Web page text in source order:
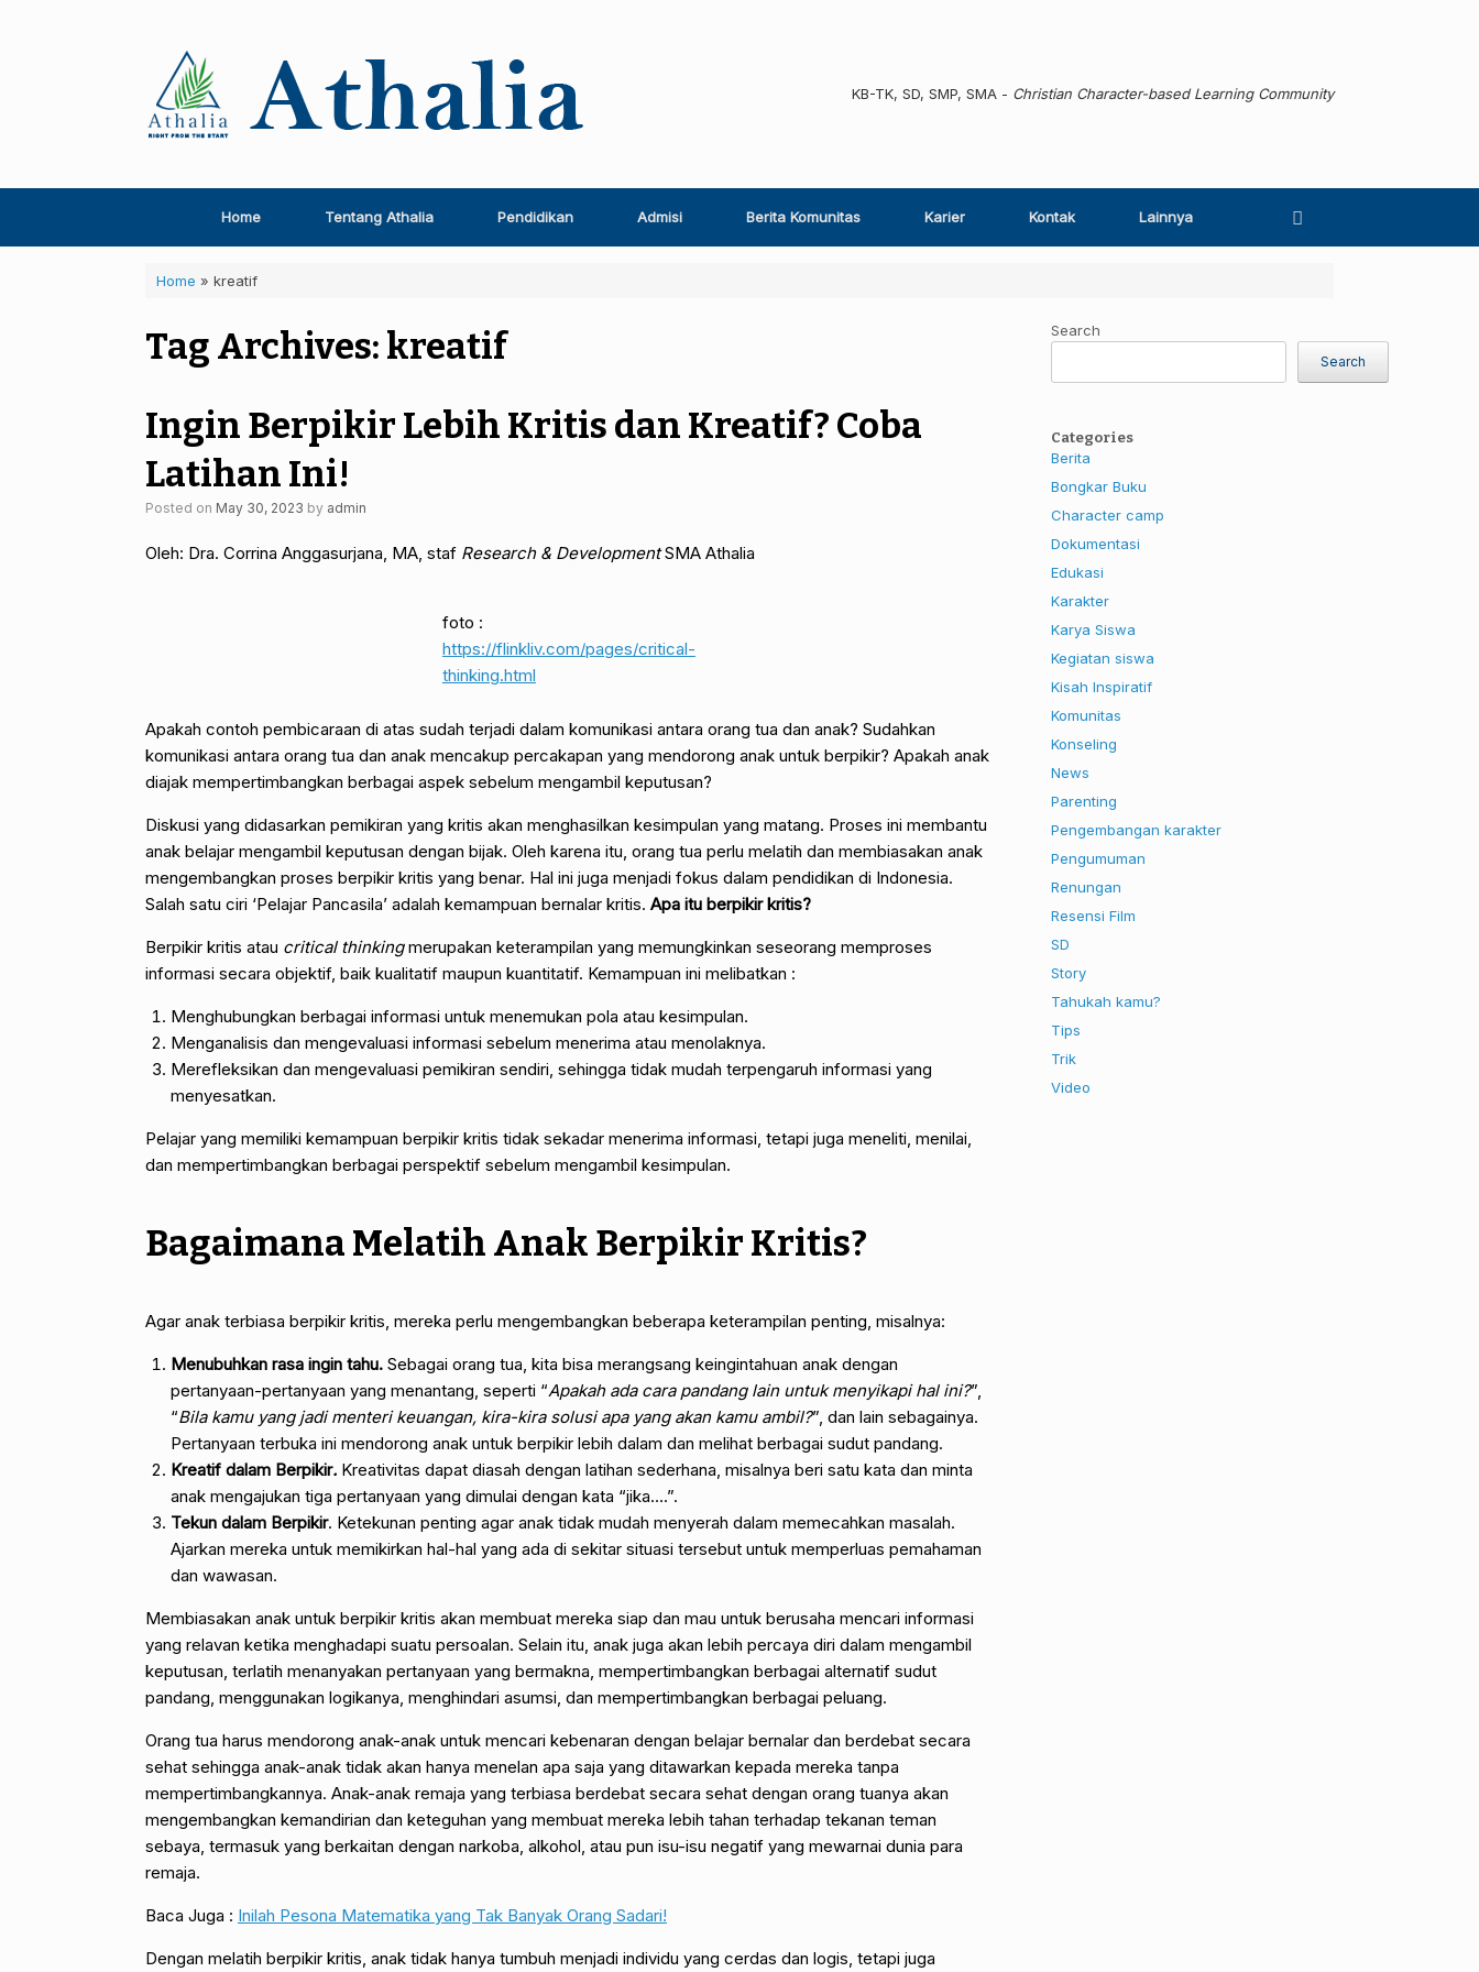
KB-TK, SD, SMP, SMA - Christian Character-based Learning Community
Home Tentang Athalia Pendidikan Admisi Berita Komunitas Karier Kontak Lainnya
Home » kreatif
Tag Archives: kreatif
Ingin Berpikir Lebih Kritis dan Kreatif? Coba
Latihan Ini!
Posted on May 30, 2023 by admin
Oleh: Dra. Corrina Anggasurjana, MA, staf Research & DevelopmentSMA Athalia
foto :
https://flinkliv.com/pages/critical-
thinking.html
Apakah contoh pembicaraan di atas sudah terjadi dalam komunikasi antara orang tua dan anak? Sudahkan
komunikasi antara orang tua dan anak mencakup percakapan yang mendorong anak untuk berpikir? Apakah anak
diajak mempertimbangkan berbagai aspek sebelum mengambil keputusan?
Diskusi yang didasarkan pemikiran yang kritis akan menghasilkan kesimpulan yang matang. Proses ini membantu
anak belajar mengambil keputusan dengan bijak. Oleh karena itu, orang tua perlu melatih dan membiasakan anak
mengembangkan proses berpikir kritis yang benar. Hal ini juga menjadi fokus dalam pendidikan di Indonesia.
Salah satu ciri ‘Pelajar Pancasila’ adalah kemampuan bernalar kritis. Apa itu berpikir kritis?
Berpikir kritis atau critical thinkingmerupakan keterampilan yang memungkinkan seseorang memproses
informasi secara objektif, baik kualitatif maupun kuantitatif. Kemampuan ini melibatkan :
Menghubungkan berbagai informasi untuk menemukan pola atau kesimpulan.
Menganalisis dan mengevaluasi informasi sebelum menerima atau menolaknya.
Merefleksikan dan mengevaluasi pemikiran sendiri, sehingga tidak mudah terpengaruh informasi yang
menyesatkan.
Pelajar yang memiliki kemampuan berpikir kritis tidak sekadar menerima informasi, tetapi juga meneliti, menilai,
dan mempertimbangkan berbagai perspektif sebelum mengambil kesimpulan.
Bagaimana Melatih Anak Berpikir Kritis?
Agar anak terbiasa berpikir kritis, mereka perlu mengembangkan beberapa keterampilan penting, misalnya:
Menubuhkan rasa ingin tahu. Sebagai orang tua, kita bisa merangsang keingintahuan anak dengan
pertanyaan-pertanyaan yang menantang, seperti “Apakah ada cara pandang lain untuk menyikapi hal ini?”,
“Bila kamu yang jadi menteri keuangan, kira-kira solusi apa yang akan kamu ambil?”, dan lain sebagainya.
Pertanyaan terbuka ini mendorong anak untuk berpikir lebih dalam dan melihat berbagai sudut pandang.
Kreatif dalam Berpikir. Kreativitas dapat diasah dengan latihan sederhana, misalnya beri satu kata dan minta
anak mengajukan tiga pertanyaan yang dimulai dengan kata “jika….”.
Tekun dalam Berpikir. Ketekunan penting agar anak tidak mudah menyerah dalam memecahkan masalah.
Ajarkan mereka untuk memikirkan hal-hal yang ada di sekitar situasi tersebut untuk memperluas pemahaman
dan wawasan.
Membiasakan anak untuk berpikir kritis akan membuat mereka siap dan mau untuk berusaha mencari informasi
yang relavan ketika menghadapi suatu persoalan. Selain itu, anak juga akan lebih percaya diri dalam mengambil
keputusan, terlatih menanyakan pertanyaan yang bermakna, mempertimbangkan berbagai alternatif sudut
pandang, menggunakan logikanya, menghindari asumsi, dan mempertimbangkan berbagai peluang.
Orang tua harus mendorong anak-anak untuk mencari kebenaran dengan belajar bernalar dan berdebat secara
sehat sehingga anak-anak tidak akan hanya menelan apa saja yang ditawarkan kepada mereka tanpa
mempertimbangkannya. Anak-anak remaja yang terbiasa berdebat secara sehat dengan orang tuanya akan
mengembangkan kemandirian dan keteguhan yang membuat mereka lebih tahan terhadap tekanan teman
sebaya, termasuk yang berkaitan dengan narkoba, alkohol, atau pun isu-isu negatif yang mewarnai dunia para
remaja.
Baca Juga : Inilah Pesona Matematika yang Tak Banyak Orang Sadari!
Dengan melatih berpikir kritis, anak tidak hanya tumbuh menjadi individu yang cerdas dan logis, tetapi juga
Search
Search
Categories
Berita
Bongkar Buku
Character camp
Dokumentasi
Edukasi
Karakter
Karya Siswa
Kegiatan siswa
Kisah Inspiratif
Komunitas
Konseling
News
Parenting
Pengembangan karakter
Pengumuman
Renungan
Resensi Film
SD
Story
Tahukah kamu?
Tips
Trik
Video